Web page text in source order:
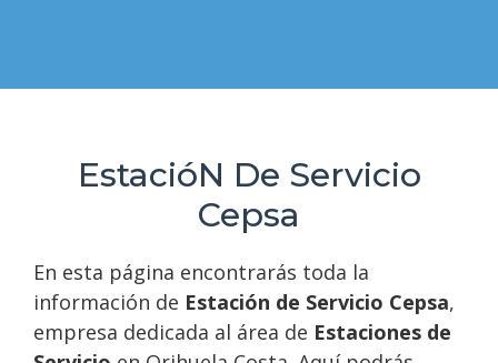
EstacióN De Servicio
Cepsa
En esta página encontrarás toda la
información de Estación de Servicio Cepsa,
empresa dedicada al área de Estaciones de